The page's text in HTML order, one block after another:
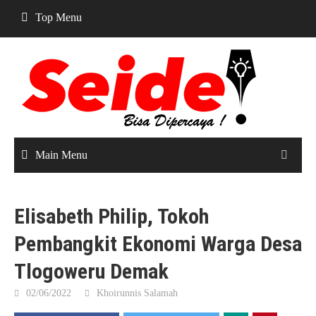
content
Top Menu
Main Menu
Elisabeth Philip, Tokoh
Pembangkit Ekonomi Warga Desa
Tlogoweru Demak
02/06/2022 Khoirunnis Salamah